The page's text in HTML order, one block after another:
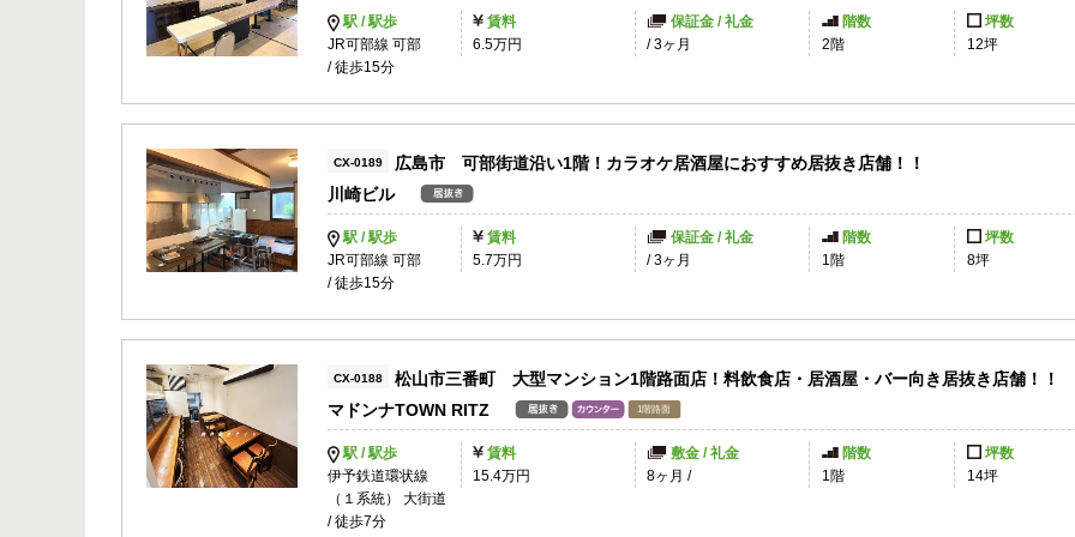
駅 / 駅歩
JR可部線 可部
/ 徒歩15分
賃料
6.5万円
保証金 / 礼金
/3ヶ月
階数
2階
坪数
12坪
CX-0189
広島市 可部街道沿い1階！カラオケ居酒屋におすすめ居抜き店舗！！
川崎ビル
駅 / 駅歩
JR可部線 可部
/ 徒歩15分
賃料
5.7万円
保証金 / 礼金
/3ヶ月
階数
1階
坪数
8坪
CX-0188
松山市三番町 大型マンション1階路面店！料飲食店・居酒屋・バー向き居抜き店舗！！
マドンナTOWN RITZ
駅 / 駅歩
伊予鉄道環状線
（１系統） 大街道
/ 徒歩7分
賃料
15.4万円
敷金 / 礼金
8ヶ月 /
階数
1階
坪数
14坪